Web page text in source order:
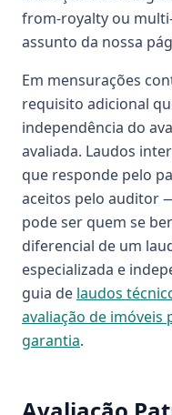
from-royalty ou
assunto da nossa
Em mensurações
requisito adicional
independência do
avaliada. Laudos
que responde pelo
aceitos pelo auditor
pode ser quem se
diferencial de um
especializada e
guia de laudos
avaliação de imóveis
garantia.